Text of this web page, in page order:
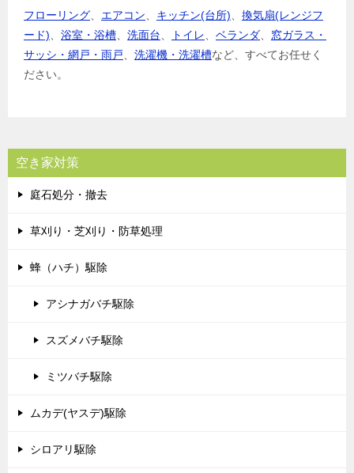
フローリング エアコン キッチン(台所)
換気扇(レンジフ
ード)
浴室・浴槽 洗面台 トイレ ベランダ
窓ガラス・
サッシ・網戸・雨戸
洗濯機・洗濯槽など、すべてお任せく
ださい。
空き家対策
庭石処分・撤去
草刈り・芝刈り・防草処理
蜂（ハチ）駆除
アシナガバチ駆除
スズメバチ駆除
ミツバチ駆除
ムカデ(ヤスデ)駆除
シロアリ駆除